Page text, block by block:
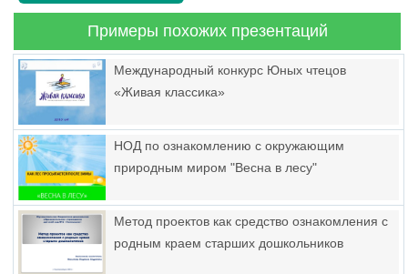
Примеры похожих презентаций
Международный конкурс Юных чтецов
«Живая классика»
НОД по ознакомлению с окружающим
природным миром "Весна в лесу"
Метод проектов как средство ознакомления с
родным краем старших дошкольников